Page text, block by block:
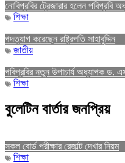
নোবিপ্রবির ট্রেজারার হলেন পবিপ্রবি
শিক্ষা
পদত্যাগ করেছেন রাষ্ট্রপতি সাহাবুদ্দিন
জাতীয়
পবিপ্রবির নতুন উপাচার্য অধ্যাপক ড.
শিক্ষা
বুলেটিন বার্তার জনপ্রিয়
সকল বোর্ড পরীক্ষার রেজাল্ট দেখার নিয়ম
শিক্ষা